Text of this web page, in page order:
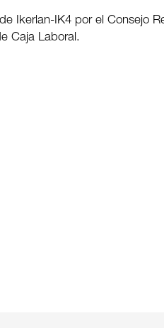
Ikerlan-IK4 por el Consejo
Caja Laboral.